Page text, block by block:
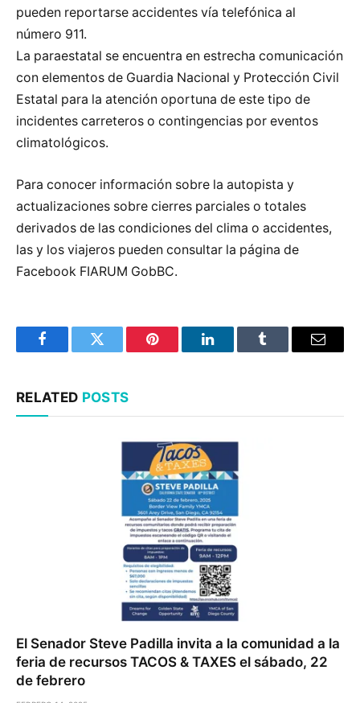
pueden reportarse accidentes vía telefónica al
número 911.
La paraestatal se encuentra en estrecha comunicación
con elementos de Guardia Nacional y Protección Civil
Estatal para la atención oportuna de este tipo de
incidentes carreteros o contingencias por eventos
climatológicos.
Para conocer información sobre la autopista y
actualizaciones sobre cierres parciales o totales
derivados de las condiciones del clima o accidentes,
las y los viajeros pueden consultar la página de
Facebook FIARUM GobBC.
FacebookTwitter Pinterest LinkedInTumblr Email
RELATED POSTS
El Senador Steve Padilla invita a la comunidad a la
feria de recursos TACOS & TAXES el sábado, 22
de febrero